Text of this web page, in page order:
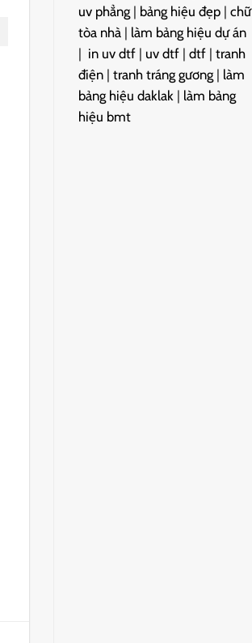
uv phẳng| bảng hiệu đẹp| chữ
tòa nhà| làm bảng hiệu dự án
| in uv dtf| uv dtf| dtf| tranh
điện| tranh tráng gương| làm
bảng hiệu daklak| làm bảng
hiệu bmt